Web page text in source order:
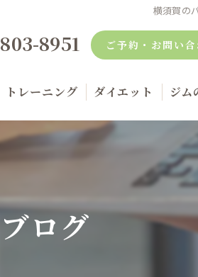
横須賀の
8951 ご予約・お問い合
トレーニング ダイエット ジム
ボ
筋ト
キ
ログ